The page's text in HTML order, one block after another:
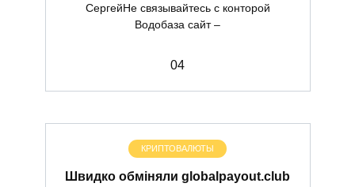
СергейНе связывайтесь с конторой
Водобаза сайт –
04
КРИПТОВАЛЮТЫ
Швидко обміняли globalpayout.club